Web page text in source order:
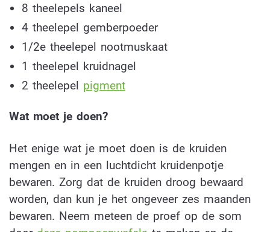
8 theelepels kaneel
4 theelepel gemberpoeder
1/2e theelepel nootmuskaat
1 theelepel kruidnagel
2 theelepel pigment
Wat moet je doen?
Het enige wat je moet doen is de kruiden
mengen en in een luchtdicht kruidenpotje
bewaren. Zorg dat de kruiden droog bewaard
worden, dan kun je het ongeveer zes maanden
bewaren. Neem meteen de proef op de som